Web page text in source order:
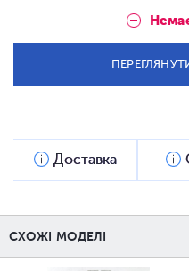
Доставка
СХОЖІ МОДЕЛІ